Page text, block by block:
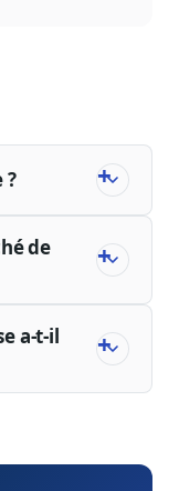
?
de
a-t-il